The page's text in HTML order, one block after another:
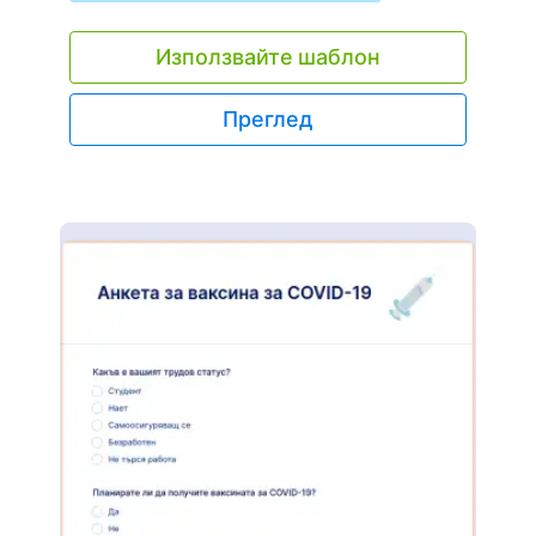
важни отзиви от своите пациенти онлайн!
Просто персонализирайте въпросите за
анкетата, споделете формата с линк или я
вградете във вашия уебсайт и прегледайте
отговорите в защитения си акаунт в Jotform -
незабавно цветовете на шаблона с
конструктора за плъзгане и пускане на форми
отговорите на анкетата си в Jotform Таблици
или да използвате конструктора на отчети на
визуални отчети за анализ и споделяне за
секунди! Отзивите на пациентите са от
решаващо значение за подобряване на вашата
медицинска практика - така че ги събирайте по
възможно най-ефективния начин, с онлайн
анкета за удовлетвореността на пациентите,
която може да бъде попълнена на всяко
Използвайте шаблон
Преглед